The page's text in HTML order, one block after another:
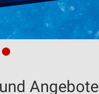
Angebote